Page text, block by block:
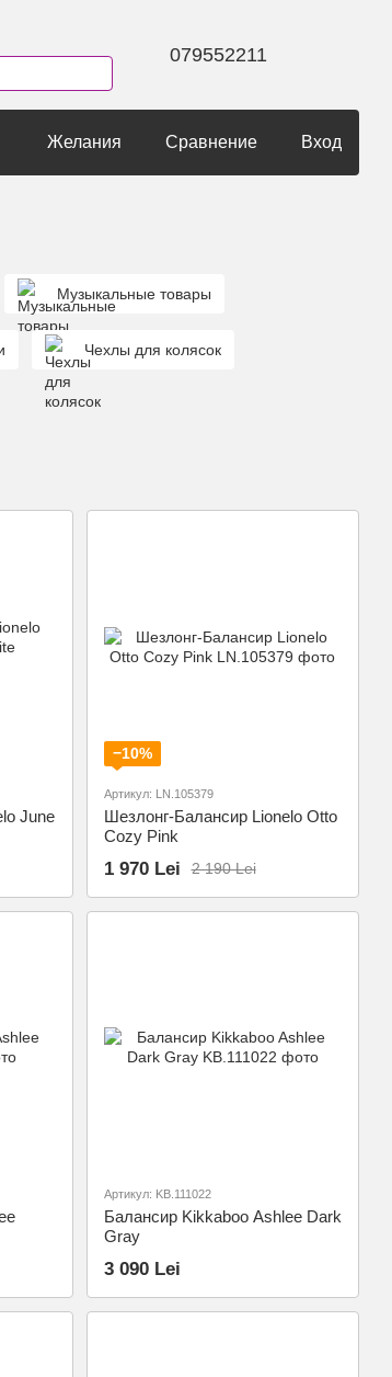
079552211
Желания Сравнение Вход
Музыкальные товары
Чехлы для колясок
June
−10%
Артикул: LN.105379
Шезлонг-Балансир Lionelo Otto
Cozy Pink
2 190 Lei
1 970 Lei
Артикул: KB.111022
Балансир Kikkaboo Ashlee Dark
Gray
3 090 Lei